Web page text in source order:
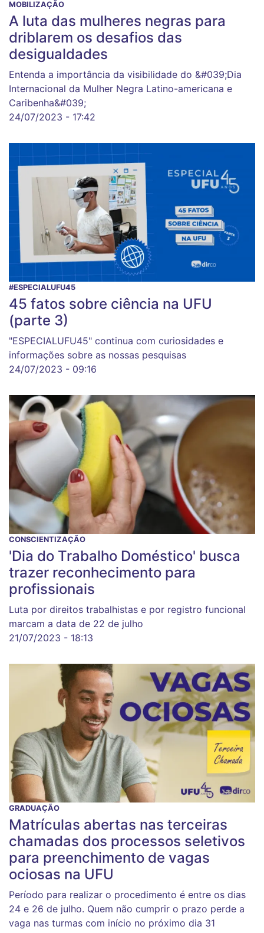
MOBILIZAÇÃO
A luta das mulheres negras para
driblarem os desafios das
desigualdades
Entenda a importância da visibilidade do &#039;Dia
Internacional da Mulher Negra Latino-americana e
Caribenha&#039;
24/07/2023 - 17:42
#ESPECIALUFU45
45 fatos sobre ciência na UFU
(parte 3)
"ESPECIALUFU45" continua com curiosidades e
informações sobre as nossas pesquisas
24/07/2023 - 09:16
CONSCIENTIZAÇÃO
'Dia do Trabalho Doméstico' busca
trazer reconhecimento para
profissionais
Luta por direitos trabalhistas e por registro funcional
marcam a data de 22 de julho
21/07/2023 - 18:13
GRADUAÇÃO
Matrículas abertas nas terceiras
chamadas dos processos seletivos
para preenchimento de vagas
ociosas na UFU
Período para realizar o procedimento é entre os dias
24 e 26 de julho. Quem não cumprir o prazo perde a
vaga nas turmas com início no próximo dia 31